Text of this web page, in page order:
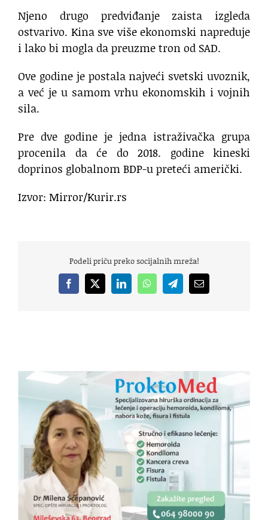
Njeno drugo predviđanje zaista izgleda
ostvarivo. Kina sve više ekonomski napreduje
i lako bi mogla da preuzme tron od SAD.
Ove godine je postala najveći svetski uvoznik,
a već je u samom vrhu ekonomskih i vojnih
sila.
Pre dve godine je jedna istraživačka grupa
procenila da će do 2018. godine kineski
doprinos globalnom BDP-u preteći američki.
Izvor: Mirror/Kurir.rs
Podeli priču preko socijalnih mreža!
Facebook
X LinkedInWhatsAppTelegramEmail